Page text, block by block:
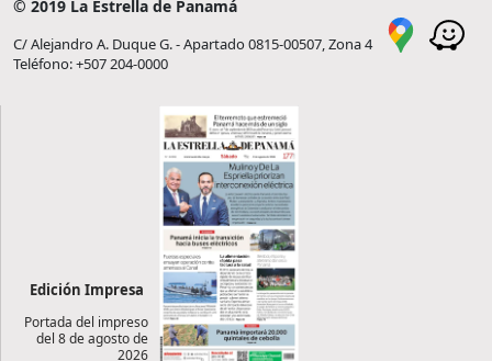
© 2019 La Estrella de Panamá
C/ Alejandro A. Duque G. - Apartado 0815-00507, Zona 4
Teléfono: +507 204-0000
Edición Impresa
Portada del impreso
del 8 de agosto de
2026